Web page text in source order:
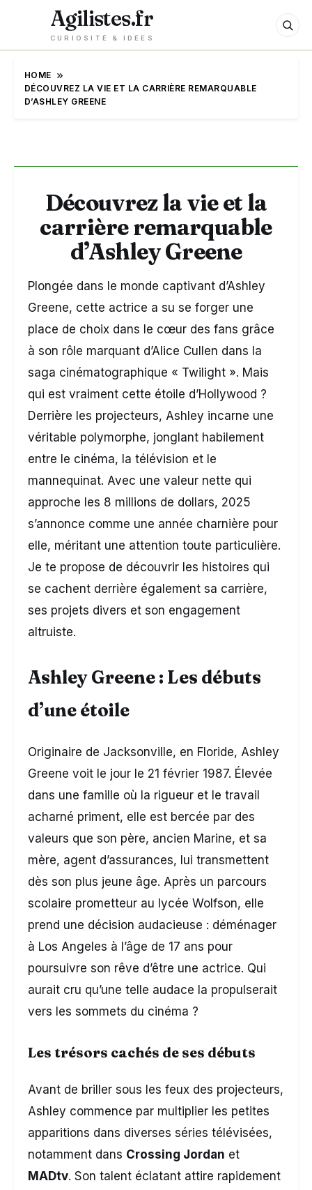
Agilistes.fr
CURIOSITÉ & IDÉES
HOME
DÉCOUVREZ LA VIE ET LA CARRIÈRE REMARQUABLE
D’ASHLEY GREENE
Découvrez la vie et la
carrière remarquable
d’Ashley Greene
Plongée dans le monde captivant d’Ashley
Greene, cette actrice a su se forger une
place de choix dans le cœur des fans grâce
à son rôle marquant d’Alice Cullen dans la
saga cinématographique « Twilight ». Mais
qui est vraiment cette étoile d’Hollywood ?
Derrière les projecteurs, Ashley incarne une
véritable polymorphe, jonglant habilement
entre le cinéma, la télévision et le
mannequinat. Avec une valeur nette qui
approche les 8 millions de dollars, 2025
s’annonce comme une année charnière pour
elle, méritant une attention toute particulière.
Je te propose de découvrir les histoires qui
se cachent derrière également sa carrière,
ses projets divers et son engagement
altruiste.
Ashley Greene : Les débuts
d’une étoile
Originaire de Jacksonville, en Floride, Ashley
Greene voit le jour le 21 février 1987. Élevée
dans une famille où la rigueur et le travail
acharné priment, elle est bercée par des
valeurs que son père, ancien Marine, et sa
mère, agent d’assurances, lui transmettent
dès son plus jeune âge. Après un parcours
scolaire prometteur au lycée Wolfson, elle
prend une décision audacieuse : déménager
à Los Angeles à l’âge de 17 ans pour
poursuivre son rêve d’être une actrice. Qui
aurait cru qu’une telle audace la propulserait
vers les sommets du cinéma ?
Les trésors cachés de ses débuts
Avant de briller sous les feux des projecteurs,
Ashley commence par multiplier les petites
apparitions dans diverses séries télévisées,
notamment dans Crossing Jordan et
MADtv. Son talent éclatant attire rapidement